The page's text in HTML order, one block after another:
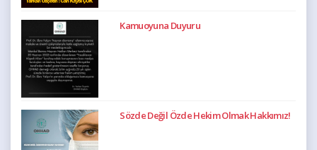
Kamuoyuna Duyuru
Sözde Değil Özde Hekim Olmak Hakkımız!